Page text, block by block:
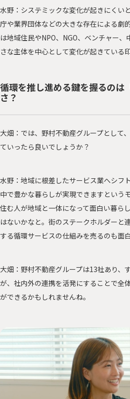
水野：システミックな変化が起きにくい
庁や業界団体などの大きな存在による劇
は地域住民やNPO、NGO、ベンチャー
さな主体を中心として変化が起きている印
循環を推し進める鍵を握るのは
さ？
大畑：では、野村不動産グループとして
ていったら良いでしょうか？
水野：地域に根差したサービス業へシフ
中で豊かな暮らしが実現できますという
住む人が地域と一体になって面白い暮ら
はないかなと。街のステークホルダーと
する循環サービスの仕組みを売るのも面
大畑：野村不動産グループは13社あり、
が、社内外の連携を活発にすることで全
ができるかもしれませんね。